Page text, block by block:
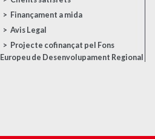
Finançament a mida
Avis Legal
Projecte cofinançat pel Fons
Europeu de Desenvolupament Regional